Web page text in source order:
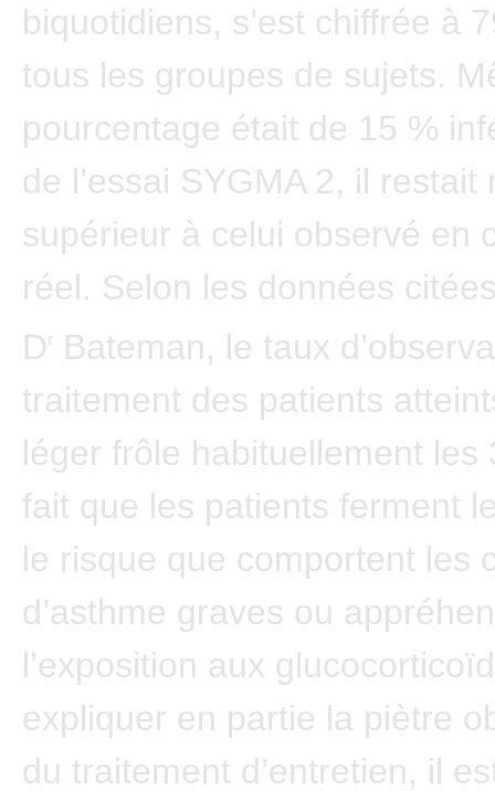
biquotidiens, s’est chiffrée à
tous les groupes de sujets.
pourcentage était de 15 %
de l’essai SYGMA 2, il restait
supérieur à celui observé en
réel. Selon les données
Dr
Bateman, le taux
traitement des patients
léger frôle habituellement les
fait que les patients ferment
le risque que comportent les
d’asthme graves ou
l’exposition aux
expliquer en partie la piètre
du traitement d’entretien, il